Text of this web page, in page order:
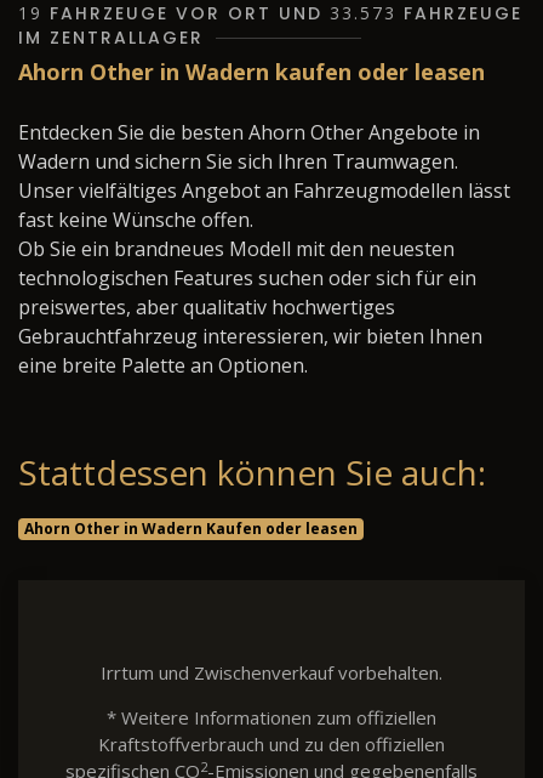
19 FAHRZEUGE VOR ORT UND 33.573 FAHRZEUGE
IM ZENTRALLAGER
Ahorn Other in Wadern kaufen oder leasen
Entdecken Sie die besten Ahorn Other Angebote in
Wadern und sichern Sie sich Ihren Traumwagen.
Unser vielfältiges Angebot an Fahrzeugmodellen lässt
fast keine Wünsche offen.
Ob Sie ein brandneues Modell mit den neuesten
technologischen Features suchen oder sich für ein
preiswertes, aber qualitativ hochwertiges
Gebrauchtfahrzeug interessieren, wir bieten Ihnen
eine breite Palette an Optionen.
Stattdessen können Sie auch:
Ahorn Other in Wadern Kaufen oder leasen
Irrtum und Zwischenverkauf vorbehalten.
* Weitere Informationen zum offiziellen
Kraftstoffverbrauch und zu den offiziellen
spezifischen CO2-Emissionen und gegebenenfalls